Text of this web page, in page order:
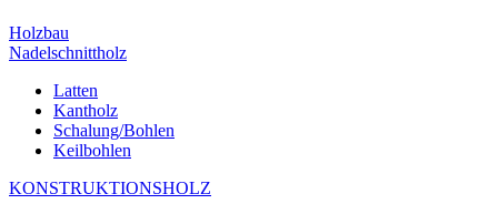
Holzbau
Nadelschnittholz
Latten
Kantholz
Schalung/Bohlen
Keilbohlen
KONSTRUKTIONSHOLZ